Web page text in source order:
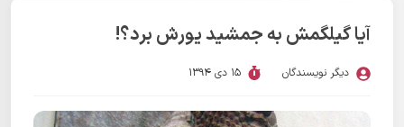
آیا گیلگمش به جمشید یورش برد؟!
دیگر نویسندگان 15 دی 1394